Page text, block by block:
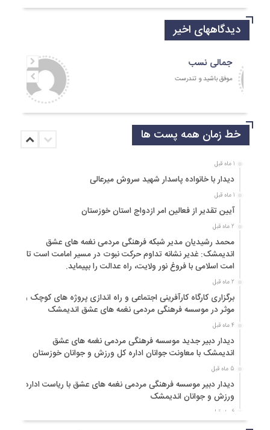
دیدگاههای اخیر
جمالی نسب
موفق باشید و تندرست
خط زمان همه پست ها
1 ماه قبل
دیدار با خانواده پاسدار شهید سروش میرعالی
1 ماه قبل
آیین تقدیر از فعالین امر ازدواج استان خوزستان
2 ماه قبل
محمد رشیدیان مدیر شبکه فرهنگی مردمی نغمه های عشق
اندیمشک: غدیر نشانه تداوم حرکت نبوت در مسیر امامت است تا
امت اسلامی با فروغ نور ولایت، راه عدالت را بپیماید.
2 ماه قبل
برگزاری کارگاه کارآفرینی اجتماعی و راه اندازی پروژه های کوچک و
موثر در موسسه فرهنگی مردمی نغمه های عشق اندیمشک
4 ماه قبل
دیدار دبیر جدید موسسه فرهنگی مردمی نغمه های عشق
اندیمشک با معاونت جوانان اداره کل ورزش و جوانان خوزستان
5 ماه قبل
دیدار دبیر موسسه فرهنگی مردمی نغمه های عشق با ریاست اداره
ورزش و جوانان اندیمشک
6 ماه قبل